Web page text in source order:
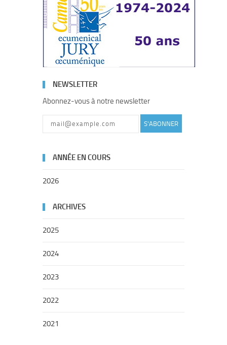
NEWSLETTER
Abonnez-vous à notre newsletter
S'ABONNER
ANNÉE EN COURS
2026
ARCHIVES
2025
2024
2023
2022
2021